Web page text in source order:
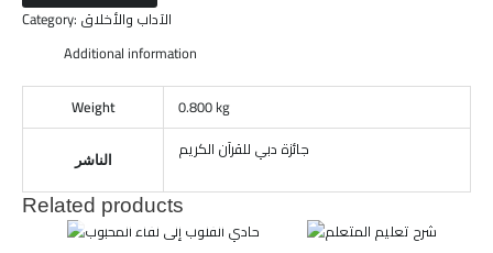
Category: الآداب والأخلاق
Additional information
Weight
0.800 kg
الناشر
جائزة دبي للقرآن الكريم
Related products
OUT OF STOCK